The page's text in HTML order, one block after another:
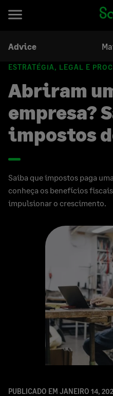
Advice
ESTRATÉGIA, LEGAL E
Abriram
empresa?
impostos
Saiba que impostos paga
conheça os benefícios
impulsionar o crescimento.
PUBLICADO EM JANEIRO 14,